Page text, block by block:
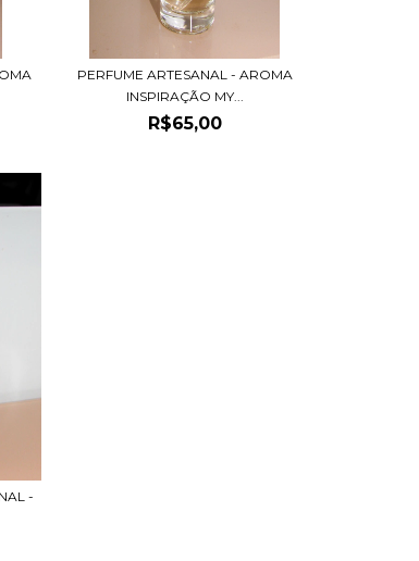
PERFUME ARTESANAL - AROMA
INSPIRAÇÃO MY...
R$65,00
-